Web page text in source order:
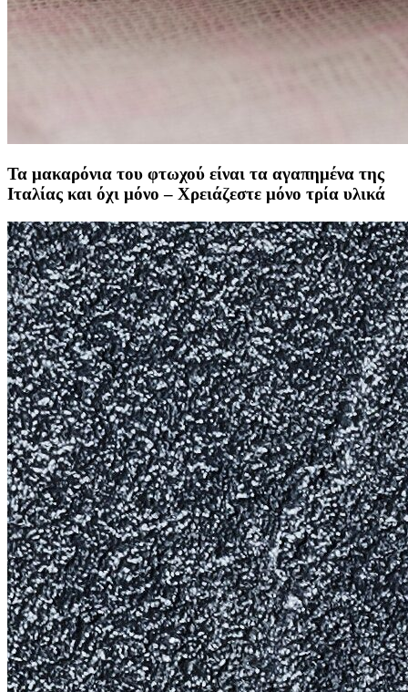
Τα μακαρόνια του φτωχού είναι τα αγαπημένα της
Ιταλίας και όχι μόνο – Χρειάζεστε μόνο τρία υλικά